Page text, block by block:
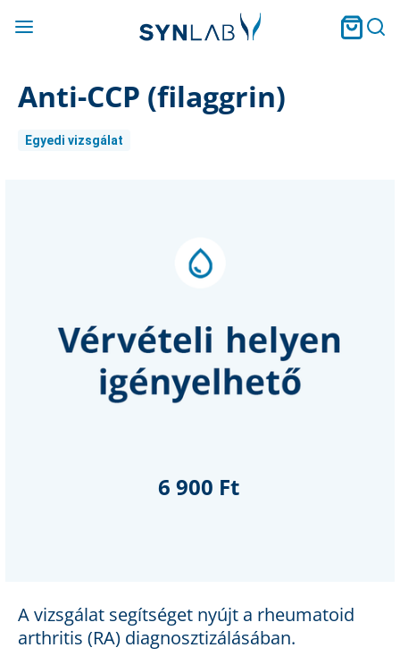
Anti-CCP (filaggrin)
Egyedi vizsgálat
A vizsgálat segítséget nyújt a rheumatoid
arthritis (RA) diagnosztizálásában.
6 900 Ft